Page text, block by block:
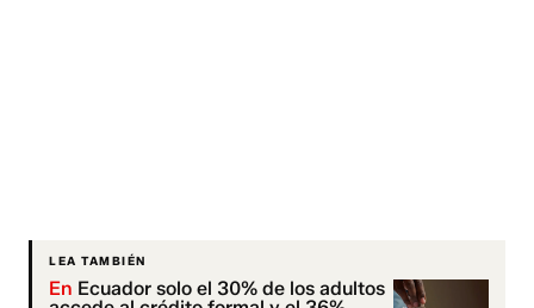
LEA TAMBIÉN
En Ecuador solo el 30% de los adultos